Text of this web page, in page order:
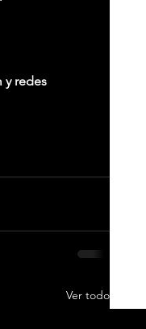
y redes
Ver todo